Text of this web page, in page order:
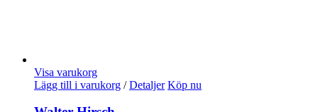
Visa varukorg
Lägg till i varukorg / Detaljer Köp nu